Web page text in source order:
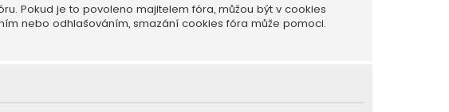
Pokud je to povoleno majitelem fóra, můžou být v cookies
nebo odhlašováním, smazání cookies fóra může pomoci.